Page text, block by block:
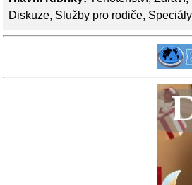
Diskuze, Služby pro rodiče, Speciály